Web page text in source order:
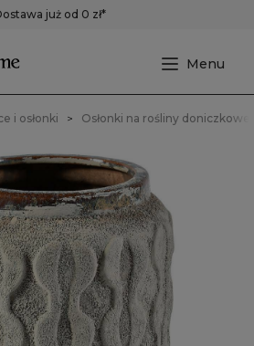
już od 0 zł*
i osłonki Osłonki na rośliny doniczkowe